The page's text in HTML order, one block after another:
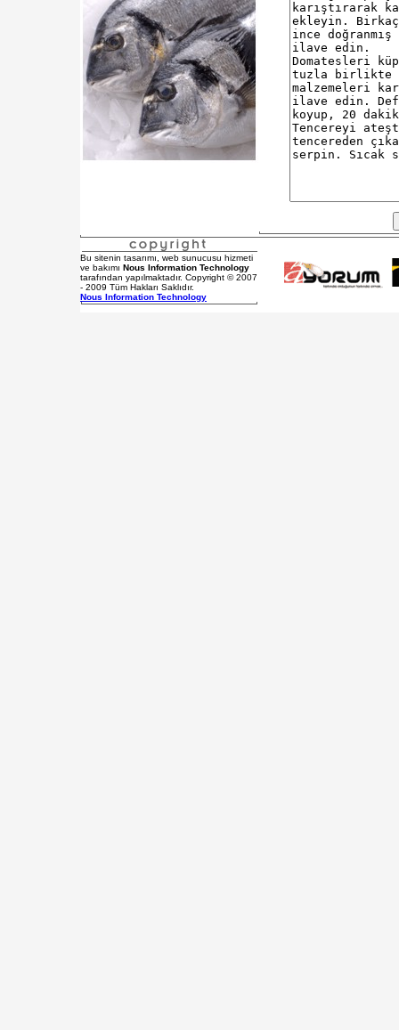
Bu sitenin tasarımı, web sunucusu hizmeti
ve bakımı Nous Information Technology
tarafından yapılmaktadır. Copyright © 2007
- 2009 Tüm Hakları Saklıdır.
Nous Information Technology